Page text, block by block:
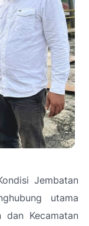
Jembatan
utama
dan Kecamatan